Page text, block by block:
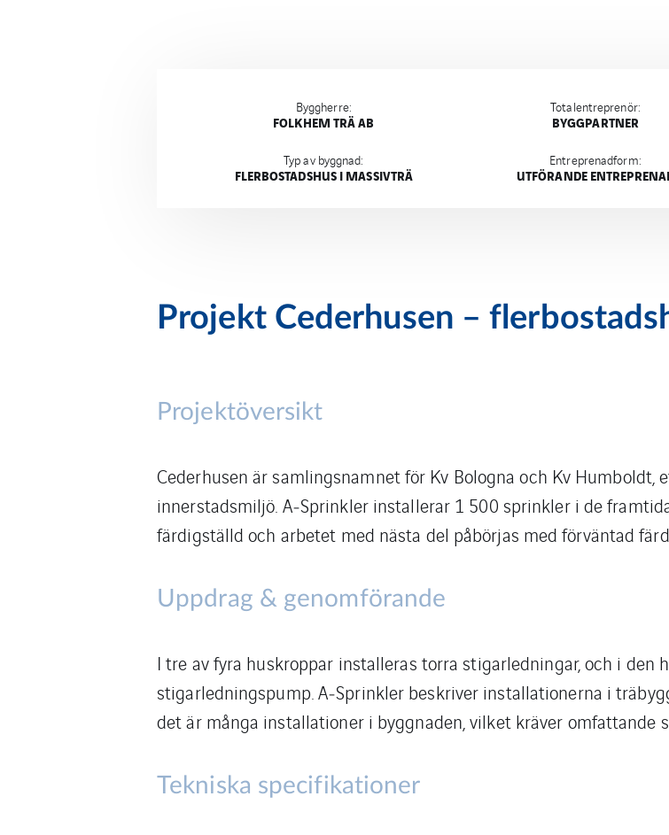
Byggherre:
FOLKHEM TRÄ AB
Totalentreprenör:
BYGGPARTNER
Typ av byggnad:
FLERBOSTADSHUS I MASSIVTRÄ
Entreprenadform:
UTFÖRANDE
Projekt Cederhusen –
Projektöversikt
Cederhusen är samlingsnamnet för Kv Bologna och Kv
innerstadsmiljö. A‑Sprinkler installerar 1 500 sprinkler i de
färdigställd och arbetet med nästa del påbörjas med förväntad
Uppdrag & genomförande
I tre av fyra huskroppar installeras torra stigarledningar, och i
stigarledningspump. A‑Sprinkler beskriver installationerna i
det är många installationer i byggnaden, vilket kräver omfattande
Tekniska specifikationer